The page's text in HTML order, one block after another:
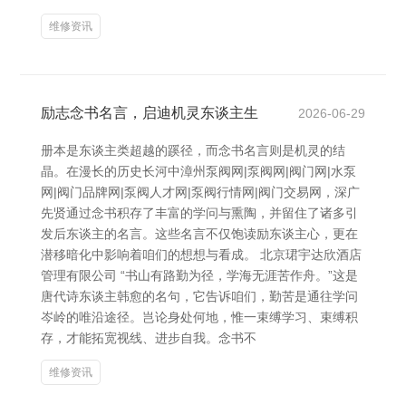
维修资讯
励志念书名言，启迪机灵东谈主生 2026-06-29
册本是东谈主类超越的蹊径，而念书名言则是机灵的结
晶。在漫长的历史长河中漳州泵阀网|泵阀网|阀门网|水泵
网|阀门品牌网|泵阀人才网|泵阀行情网|阀门交易网，深广
先贤通过念书积存了丰富的学问与熏陶，并留住了诸多引
发后东谈主的名言。这些名言不仅饱读励东谈主心，更在
潜移暗化中影响着咱们的想想与看成。 北京珺宇达欣酒店
管理有限公司 “书山有路勤为径，学海无涯苦作舟。”这是
唐代诗东谈主韩愈的名句，它告诉咱们，勤苦是通往学问
岑岭的唯沿途径。岂论身处何地，惟一束缚学习、束缚积
存，才能拓宽视线、进步自我。念书不
维修资讯